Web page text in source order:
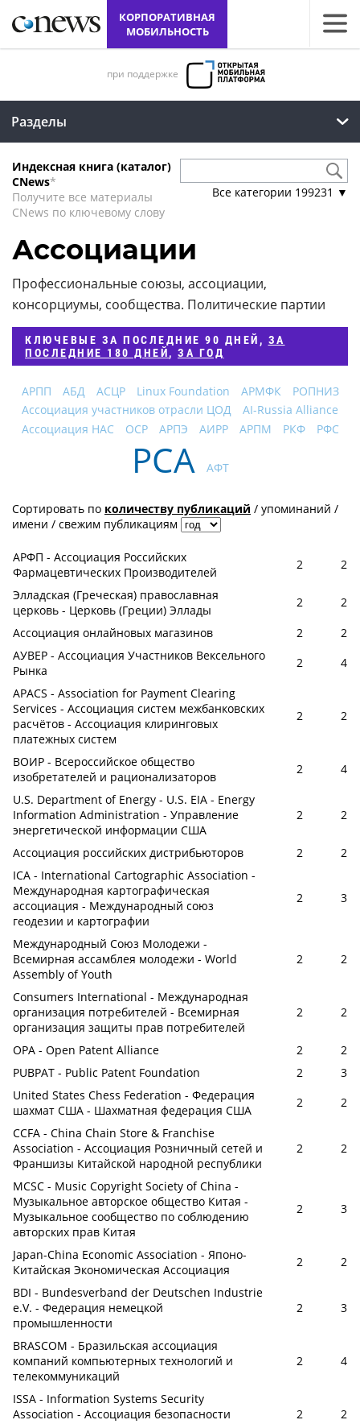
КОРПОРАТИВНАЯ
МОБИЛЬНОСТЬ
при поддержке
Разделы
Индексная книга (каталог)
CNews*
Получите все материалы
CNews по ключевому слову
Все категории 199231 ▼
Ассоциации
Профессиональные союзы, ассоциации,
консорциумы, сообщества. Политические партии
КЛЮЧЕВЫЕ ЗА ПОСЛЕДНИЕ 90 ДНЕЙ , ЗА
ПОСЛЕДНИЕ 180 ДНЕЙ, ЗА ГОД
АРПП АБД АСЦР Linux Foundation АРМФК
РОПНИЗ
Ассоциация участников отрасли ЦОД
AI-Russia Alliance
Ассоциация НАС
OCP АРПЭ АИРР АРПМ РКФ РФС
РСА АФТ
Сортировать по количеству публикаций / упоминаний /
имени / свежим публикациям
АРФП - Ассоциация Российских
Фармацевтических Производителей
2
2
Элладская (Греческая) православная
церковь - Церковь (Греции) Эллады
2
2
Ассоциация онлайновых магазинов
2
2
АУВЕР - Ассоциация Участников Вексельного
Рынка
2
4
APACS - Association for Payment Clearing
Services - Ассоциация систем межбанковских
расчётов - Ассоциация клиринговых
платежных систем
2 2
ВОИР - Всероссийское общество
изобретателей и рационализаторов
2
4
U.S. Department of Energy - U.S. EIA - Energy
Information Administration - Управление
энергетической информации США
2 2
Ассоциация российских дистрибьюторов 2
2
ICA - International Cartographic Association -
Международная картографическая
ассоциация - Международный союз
геодезии и картографии
2 3
Международный Союз Молодежи -
Всемирная ассамблея молодежи - World
Assembly of Youth
2 2
Consumers International - Международная
организация потребителей - Всемирная
организация защиты прав потребителей
2 2
OPA - Open Patent Alliance 2
2
PUBPAT - Public Patent Foundation
2
3
United States Chess Federation - Федерация
шахмат США - Шахматная федерация США
2
2
CCFA - China Chain Store & Franchise
Association - Ассоциация Розничный сетей и
Франшизы Китайской народной республики
2 2
MCSC - Music Copyright Society of China -
Музыкальное авторское общество Китая -
Музыкальное сообщество по соблюдению
авторских прав Китая
2 3
Japan-China Economic Association - Японо-
Китайская Экономическая Ассоциация
2
2
BDI - Bundesverband der Deutschen Industrie
e.V. - Федерация немецкой
промышленности
2 3
BRASCOM - Бразильская ассоциация
компаний компьютерных технологий и
телекоммуникаций
2 4
ISSA - Information Systems Security
Association - Ассоциация безопасности
2 2